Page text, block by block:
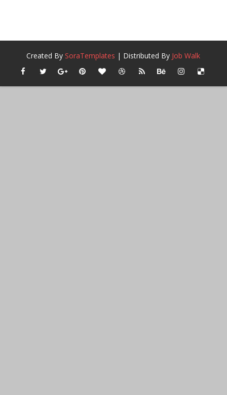
Created BySoraTemplates | Distributed By Job Walk